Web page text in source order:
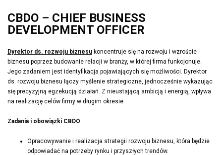
CBDO – CHIEF BUSINESS
DEVELOPMENT OFFICER
Dyrektor ds. rozwoju biznesu koncentruje się na rozwoju i wzroście
biznesu poprzez budowanie relacji w branży, w której firma funkcjonuje.
Jego zadaniem jest identyfikacja pojawiających się możliwości. Dyrektor
ds. rozwoju biznesu łączy myślenie strategiczne, jednocześnie wykazując
się precyzyjną egzekucją działań. Z nieustającą ambicją i energią, wpływa
na realizację celów firmy w długim okresie.
Zadania i obowiązki CBDO
Opracowywanie i realizacja strategii rozwoju biznesu, która będzie
odpowiadać na potrzeby rynku i przyszłych trendów.